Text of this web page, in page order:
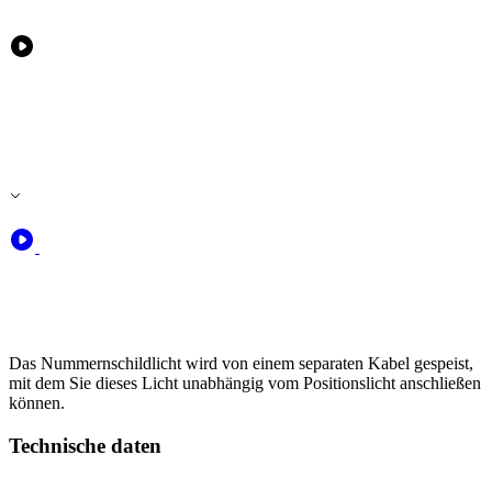
Das Nummernschildlicht wird von einem separaten Kabel gespeist,
mit dem Sie dieses Licht unabhängig vom Positionslicht anschließen
können.
Technische daten